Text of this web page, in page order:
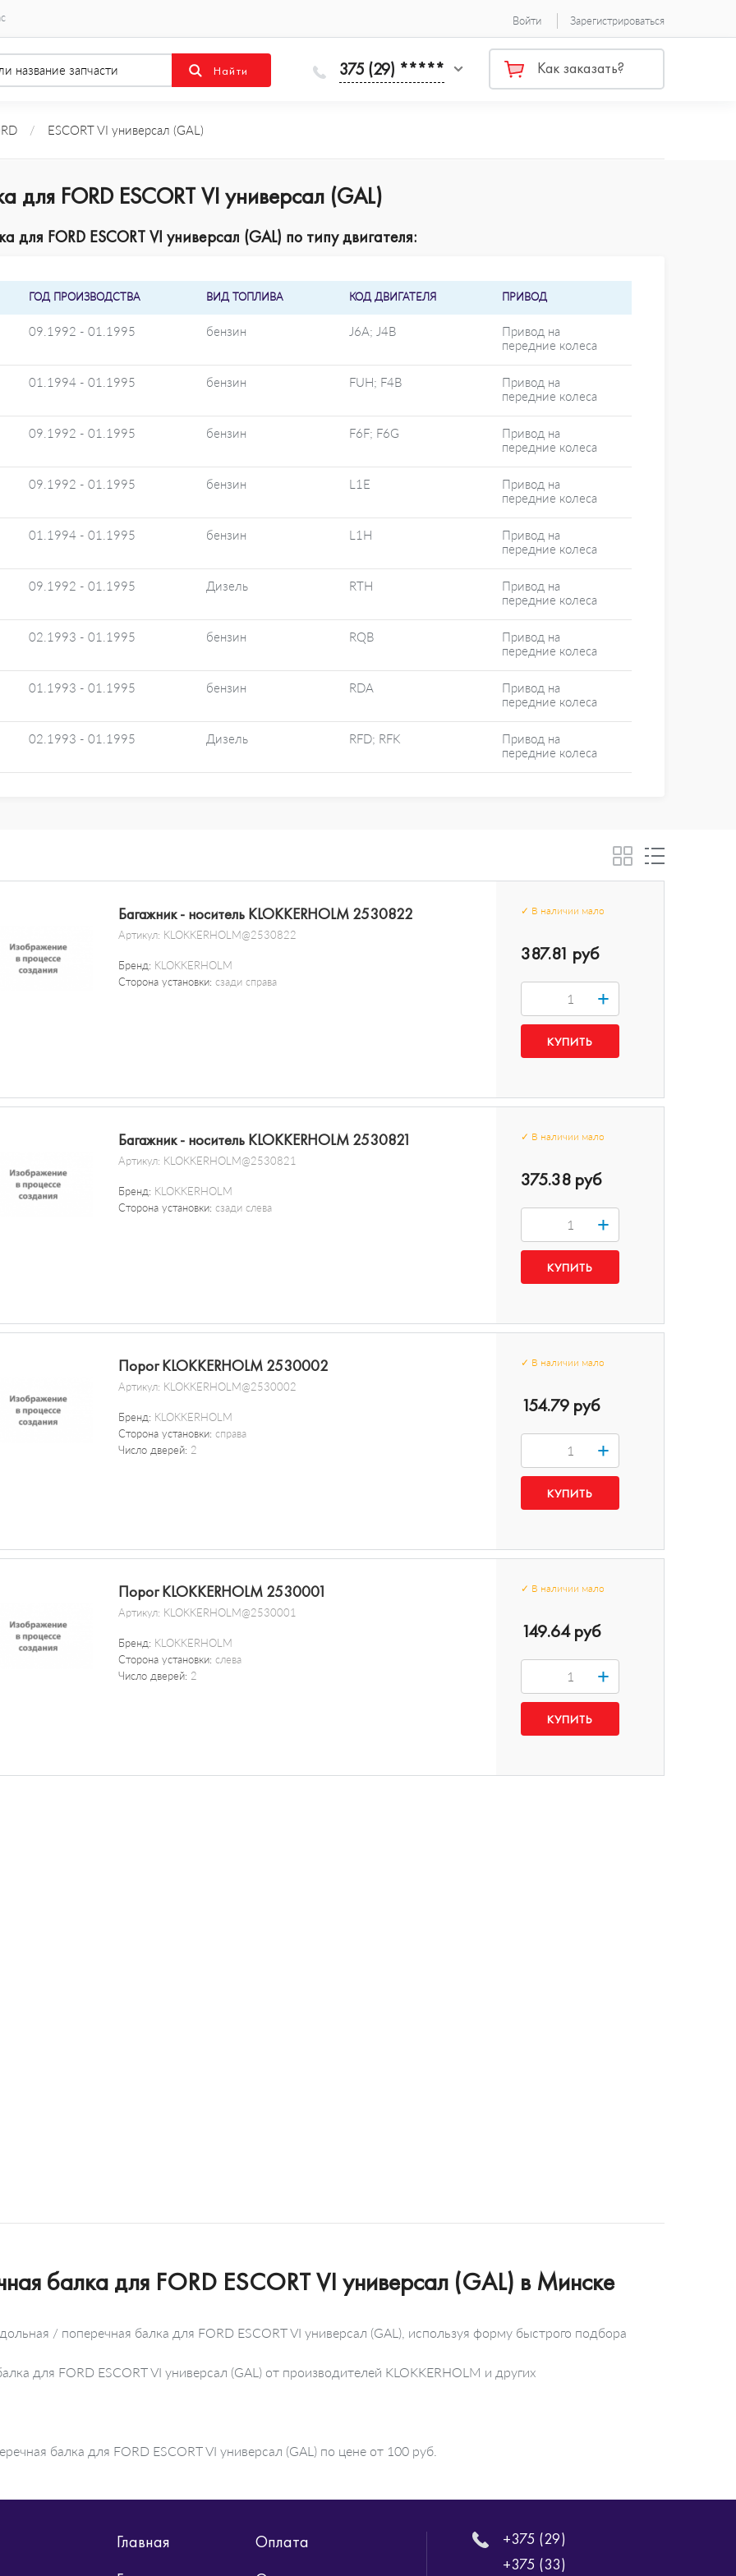
Войти Зарегистрироваться
375 (29) ***** Как заказать?
/ ESCORT VI универсал (GAL)
FORD ESCORT VI универсал (GAL)
FORD ESCORT VI универсал (GAL) по типу двигателя:
ГОД ПРОИЗВОДСТВА ВИД ТОПЛИВА КОД ДВИГАТЕЛЯ ПРИВОД
09.1992 - 01.1995 бензин J6A; J4B
Привод на
передние колеса
01.1994 - 01.1995 бензин FUH; F4B
Привод на
передние колеса
09.1992 - 01.1995 бензин F6F; F6G
Привод на
передние колеса
09.1992 - 01.1995 бензин L1E
Привод на
передние колеса
01.1994 - 01.1995 бензин L1H
Привод на
передние колеса
09.1992 - 01.1995 Дизель RTH
Привод на
передние колеса
02.1993 - 01.1995 бензин RQB
Привод на
передние колеса
01.1993 - 01.1995 бензин RDA
Привод на
передние колеса
02.1993 - 01.1995 Дизель RFD; RFK
Привод на
передние колеса
Багажник - носитель KLOKKERHOLM 2530822
Артикул: KLOKKERHOLM@2530822
Бренд: KLOKKERHOLM
Сторона установки: сзади справа
✓ В наличии мало
387.81 руб
+
Багажник - носитель KLOKKERHOLM 2530821
Артикул: KLOKKERHOLM@2530821
Бренд: KLOKKERHOLM
Сторона установки: сзади слева
✓ В наличии мало
375.38 руб
+
Порог KLOKKERHOLM 2530002
Артикул: KLOKKERHOLM@2530002
Бренд: KLOKKERHOLM
Сторона установки: справа
Число дверей: 2
✓ В наличии мало
154.79 руб
+
Порог KLOKKERHOLM 2530001
Артикул: KLOKKERHOLM@2530001
Бренд: KLOKKERHOLM
Сторона установки: слева
Число дверей: 2
✓ В наличии мало
149.64 руб
+
балка для FORD ESCORT VI универсал (GAL) в Минске
/ поперечная балка для FORD ESCORT VI универсал (GAL), используя форму быстрого подбора
для FORD ESCORT VI универсал (GAL) от производителей KLOKKERHOLM и других
балка для FORD ESCORT VI универсал (GAL) по цене от 100 руб.
Главная
Оплата
+375 (29)
+375 (33)